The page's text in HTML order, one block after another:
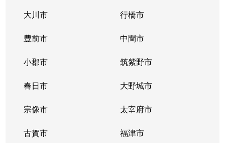
大川市 行橋市
豊前市 中間市
小郡市 筑紫野市
春日市 大野城市
宗像市 太宰府市
古賀市 福津市